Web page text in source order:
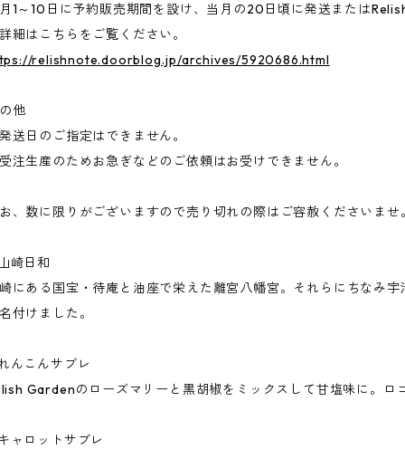
1～10日に予約販売期間を設け、当月の20日頃に発送または
細はこちらをご覧ください。
relishnote.doorblog.jp/archives/5920686.html
他
送日のご指定はできません。
注生産のためお急ぎなどのご依頼はお受けできません。
、数に限りがございますので売り切れの際はご容赦くださいませ
崎日和
にある国宝・待庵と油座で栄えた離宮八幡宮。それらにちなみ
付けました。
んこんサブレ
Gardenのローズマリーと黒胡椒をミックスして甘塩味に。ロ
ャロットサブレ